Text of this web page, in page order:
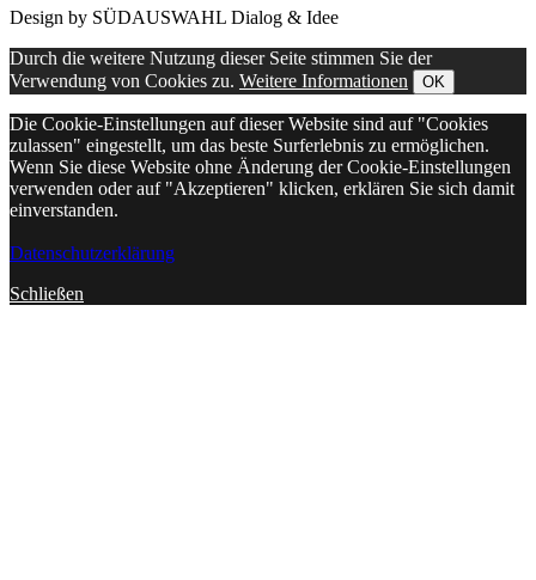
Design by SÜDAUSWAHL Dialog & Idee
Durch die weitere Nutzung dieser Seite stimmen Sie der
Verwendung von Cookies zu. Weitere Informationen OK
Die Cookie-Einstellungen auf dieser Website sind auf "Cookies
zulassen" eingestellt, um das beste Surferlebnis zu ermöglichen.
Wenn Sie diese Website ohne Änderung der Cookie-Einstellungen
verwenden oder auf "Akzeptieren" klicken, erklären Sie sich damit
einverstanden.
Datenschutzerklärung
Schließen